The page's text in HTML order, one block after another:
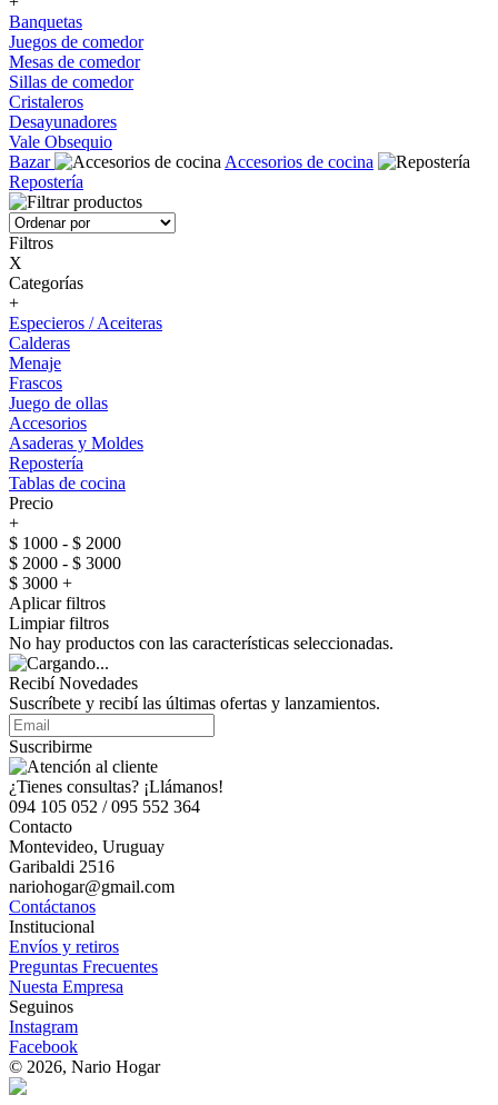
Banquetas
Juegos de comedor
Mesas de comedor
Sillas de comedor
Cristaleros
Desayunadores
Vale Obsequio
Bazar
Accesorios de cocina
Repostería
Filtros
X
Categorías
+
Especieros / Aceiteras
Calderas
Menaje
Frascos
Juego de ollas
Accesorios
Asaderas y Moldes
Repostería
Tablas de cocina
Precio
+
$ 1000 - $ 2000
$ 2000 - $ 3000
$ 3000 +
Aplicar filtros
Limpiar filtros
No hay productos con las características seleccionadas.
Recibí Novedades
Suscríbete y recibí las últimas ofertas y lanzamientos.
Suscribirme
¿Tienes consultas? ¡Llámanos!
094 105 052 / 095 552 364
Contacto
Montevideo, Uruguay
Garibaldi 2516
nariohogar@gmail.com
Contáctanos
Institucional
Envíos y retiros
Preguntas Frecuentes
Nuesta Empresa
Seguinos
Instagram
Facebook
© 2026, Nario Hogar